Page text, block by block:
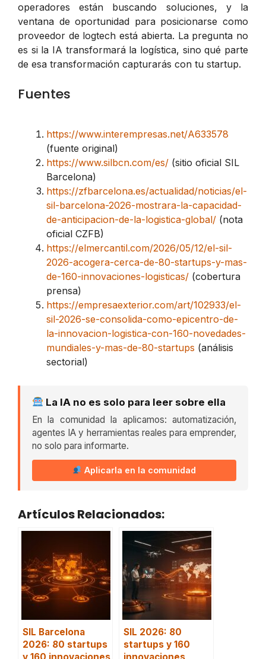
operadores están buscando soluciones, y la
ventana de oportunidad para posicionarse como
proveedor de logtech está abierta. La pregunta no
es si la IA transformará la logística, sino qué parte
de esa transformación capturarás con tu startup.
Fuentes
https://www.interempresas.net/A633578
(fuente original)
https://www.silbcn.com/es/ (sitio oficial SIL
Barcelona)
https://zfbarcelona.es/actualidad/noticias/el-
sil-barcelona-2026-mostrara-la-capacidad-
de-anticipacion-de-la-logistica-global/ (nota
oficial CZFB)
https://elmercantil.com/2026/05/12/el-sil-
2026-acogera-cerca-de-80-startups-y-mas-
de-160-innovaciones-logisticas/ (cobertura
prensa)
https://empresaexterior.com/art/102933/el-
sil-2026-se-consolida-como-epicentro-de-
la-innovacion-logistica-con-160-novedades-
mundiales-y-mas-de-80-startups (análisis
sectorial)
La IA no es solo para leer sobre ella
En la comunidad la aplicamos: automatización,
agentes IA y herramientas reales para emprender,
no solo para informarte.
Aplicarla en la comunidad
Artículos Relacionados:
SIL Barcelona
2026: 80 startups
y 160 innovaciones
SIL 2026: 80
startups y 160
innovaciones